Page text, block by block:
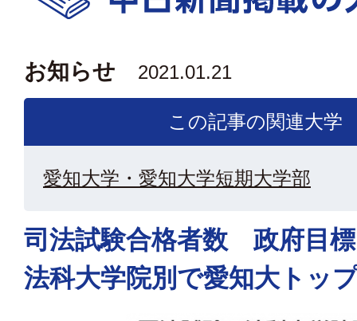
お知らせ 2021.01.21
この記事の関連大学
愛知大学・愛知大学短期大学部
司法試験合格者数 政府目
法科大学院別で愛知大トッ